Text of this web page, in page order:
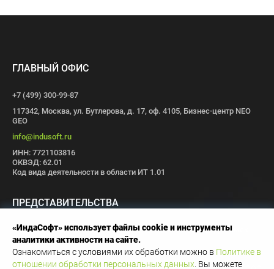
ГЛАВНЫЙ ОФИС
+7 (499) 300-99-87
117342, Москва, ул. Бутлерова, д. 17, оф. 4105, Бизнес-центр NEO
GEO
info@indusoft.ru
ИНН: 7721103816
ОКВЭД: 62.01
Код вида деятельности в области ИТ 1.01
ПРЕДСТАВИТЕЛЬСТВА
Москва Санкт-Петербург Пермь Иваново Волгоград
Томск
Иннополис
«ИндаСофт» использует файлы cookie и инструменты
аналитики активности на сайте.
Ознакомиться с условиями их обработки можно в Политике в
отношении обработки персональных данных . Вы можете